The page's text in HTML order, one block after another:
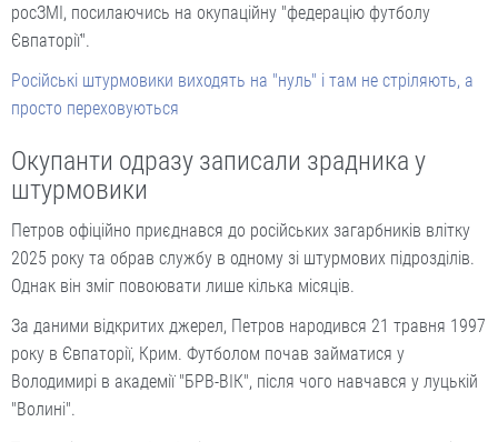
росЗМІ, посилаючись на окупаційну "федерацію футболу
Євпаторії".
Російські штурмовики виходять на "нуль" і там не стріляють, а
просто переховуються
Окупанти одразу записали зрадника у
штурмовики
Петров офіційно приєднався до російських загарбників влітку
2025 року та обрав службу в одному зі штурмових підрозділів.
Однак він зміг повоювати лише кілька місяців.
За даними відкритих джерел, Петров народився 21 травня 1997
року в Євпаторії, Крим. Футболом почав займатися у
Володимирі в академії "БРВ-ВІК", після чого навчався у луцькій
"Волині".